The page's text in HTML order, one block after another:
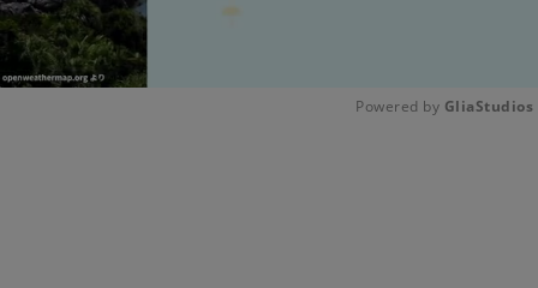
Powered by GliaStudios